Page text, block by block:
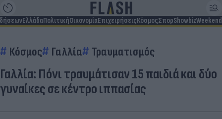
ΕλλάδαΠολιτικήΟικονομίαΕπιχειρήσειςΚόσμοςΣπορShowbizWeekend
Κόσμος Γαλλία Τραυματισμός
Γαλλία: Πόνι τραυμάτισαν 15 παιδιά και δύο
γυναίκες σε κέντρο ιππασίας